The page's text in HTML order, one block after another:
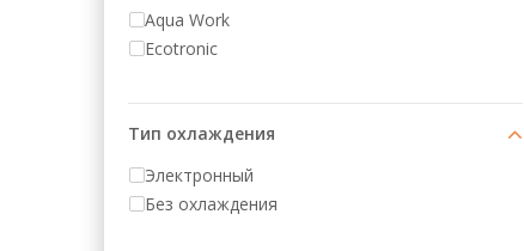
Аксессуары для барменов и бариста
Кофейное оборудование
Весовое и упаковочное оборудование
оборудование
Aqua Work
Ecotronic
Тип охлаждения
Электронный
Без охлаждения